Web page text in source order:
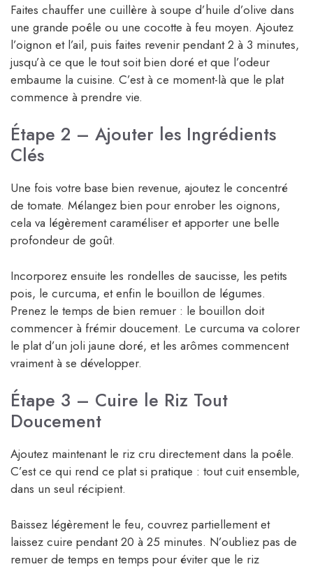
Faites chauffer une cuillère à soupe d’huile d’olive dans
une grande poêle ou une cocotte à feu moyen. Ajoutez
l’oignon et l’ail, puis faites revenir pendant 2 à 3 minutes,
jusqu’à ce que le tout soit bien doré et que l’odeur
embaume la cuisine. C’est à ce moment-là que le plat
commence à prendre vie.
Étape 2 – Ajouter les Ingrédients
Clés
Une fois votre base bien revenue, ajoutez le concentré
de tomate. Mélangez bien pour enrober les oignons,
cela va légèrement caraméliser et apporter une belle
profondeur de goût.
Incorporez ensuite les rondelles de saucisse, les petits
pois, le curcuma, et enfin le bouillon de légumes.
Prenez le temps de bien remuer : le bouillon doit
commencer à frémir doucement. Le curcuma va colorer
le plat d’un joli jaune doré, et les arômes commencent
vraiment à se développer.
Étape 3 – Cuire le Riz Tout
Doucement
Ajoutez maintenant le riz cru directement dans la poêle.
C’est ce qui rend ce plat si pratique : tout cuit ensemble,
dans un seul récipient.
Baissez légèrement le feu, couvrez partiellement et
laissez cuire pendant 20 à 25 minutes. N’oubliez pas de
remuer de temps en temps pour éviter que le riz